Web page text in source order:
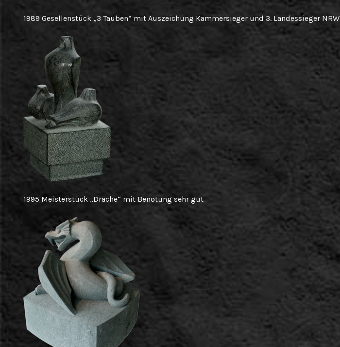
1989 Gesellenstück „3 Tauben“ mit Auszeichung Kammersieger und 3. Landessieger NRW
1995 Meisterstück „Drache“ mit Benotung sehr gut